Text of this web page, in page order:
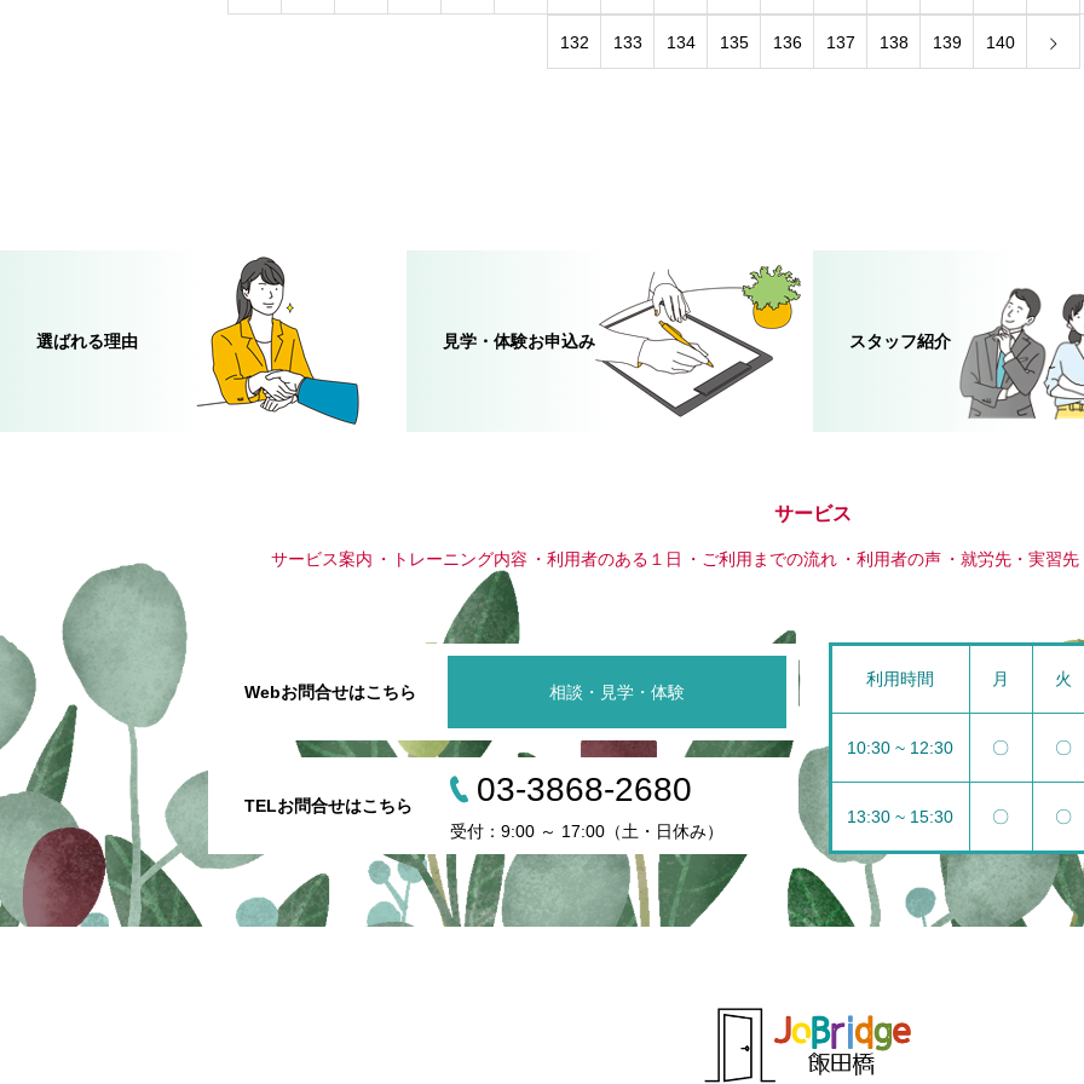
132 133 134 135 136 137 138 139 140
選ばれる理由 見学・体験お申込み スタッフ紹介
サービス
サービス案内 トレーニング内容 利用者のある１日 ご利用までの流れ 利用者の声 就労先・実習先
Webお問合せはこちら 相談・見学・体験
TELお問合せはこちら 03-3868-2680
受付：9:00 ～ 17:00（土・日休み）
利用時間 月 火
10:30 ~ 12:30 〇 〇
13:30 ~ 15:30 〇 〇